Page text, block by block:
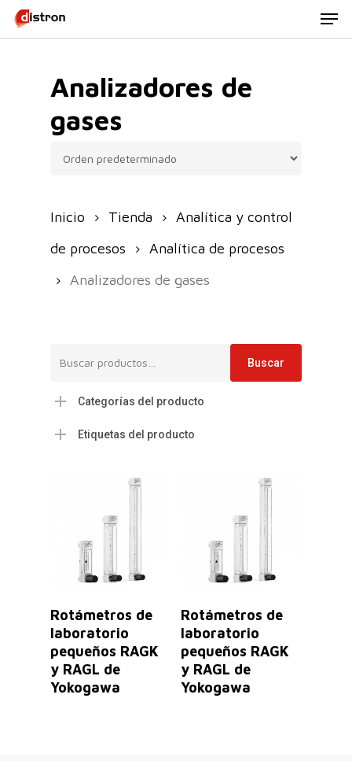
Skip
to
Analizadores de
gases
Inicio Tienda
Analítica y control
de procesos
Analítica de procesos
Analizadores de gases
Buscar
Categorías del producto
Etiquetas del producto
Leer Más
Rotámetros de
laboratorio
pequeños RAGK
y RAGL de
Yokogawa
Leer Más
Rotámetros de
laboratorio
pequeños RAGK
y RAGL de
Yokogawa